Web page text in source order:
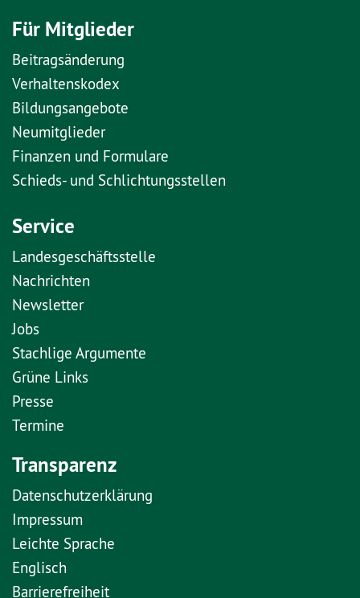
Für Mitglieder
Beitragsänderung
Verhaltenskodex
Bildungsangebote
Neumitglieder
Finanzen und Formulare
Schieds- und Schlichtungsstellen
Service
Landesgeschäftsstelle
Nachrichten
Newsletter
Jobs
Stachlige Argumente
Grüne Links
Presse
Termine
Transparenz
Datenschutzerklärung
Impressum
Leichte Sprache
Englisch
Barrierefreiheit